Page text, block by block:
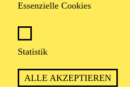
Essenzielle Cookies
Statistik
ALLE AKZEPTIEREN
Leitende
Patricia Knebel, geboren und
studierte Musikwissenschaft und